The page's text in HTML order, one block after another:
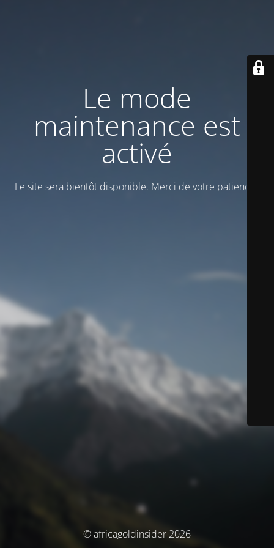
Le mode
maintenance est
activé
Le site sera bientôt disponible. Merci de votre patience !
© africagoldinsider 2026